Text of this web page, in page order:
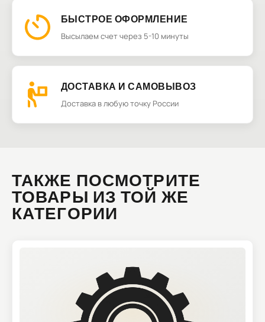
БЫСТРОЕ ОФОРМЛЕНИЕ
Высылаем счет через 5-10 минуты
ДОСТАВКА И САМОВЫВОЗ
Доставка в любую точку России
ТАКЖЕ ПОСМОТРИТЕ
ТОВАРЫ ИЗ ТОЙ ЖЕ
КАТЕГОРИИ